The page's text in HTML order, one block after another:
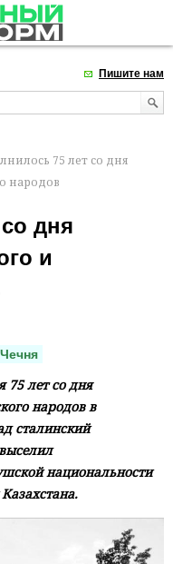
Пишите нам
75 лет со дня
народов
дня
и
Чечня
75 лет со дня
народов в
сталинский
национальности